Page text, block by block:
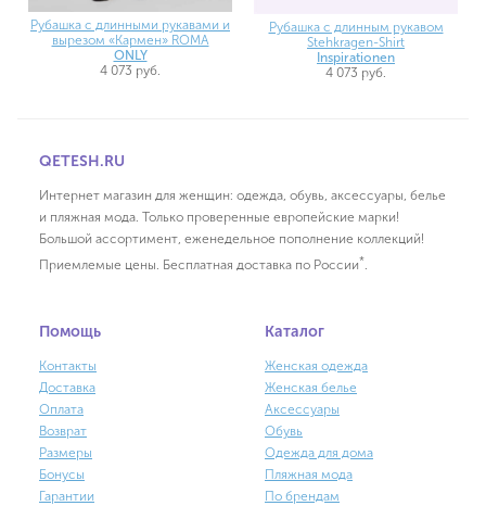
Рубашка с длинными рукавами и
вырезом «Кармен» ROMA
ONLY
4 073 руб.
Рубашка с длинным рукавом
Stehkragen-Shirt
Inspirationen
4 073 руб.
QETESH.RU
Интернет магазин для женщин: одежда, обувь, аксессуары, белье
и пляжная мода. Только проверенные европейские марки!
Большой ассортимент, еженедельное пополнение коллекций!
Приемлемые цены. Бесплатная доставка по России*
Помощь
Контакты
Доставка
Оплата
Возврат
Размеры
Бонусы
Гарантии
Каталог
Женская одежда
Женская белье
Аксессуары
Обувь
Одежда для дома
Пляжная мода
По брендам